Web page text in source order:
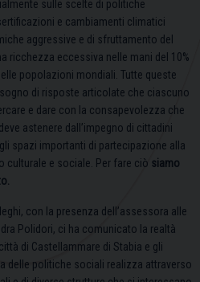
sulle scelte di politiche
e cambiamenti climatici
aggressive e di sfruttamento del
ricchezza eccessiva nelle mani del 10%
popolazioni mondiali. Tutte queste
di risposte articolate che ciascuno
e dare con la consapevolezza che
astenere dall’impegno di cittadini
spazi importanti di partecipazione alla
culturale e sociale. Per fare ciò siamo
con la presenza dell’assessora alle
Polidori, ci ha comunicato la realtà
di Castellammare di Stabia e gli
delle politiche sociali realizza attraverso